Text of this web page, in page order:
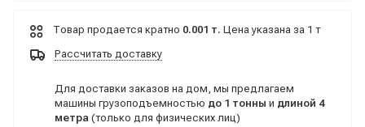
Товар продается кратно 0.001 т. Цена указана за 1 т
Рассчитать доставку
Для доставки заказов на дом, мы предлагаем
машины грузоподъемностью до 1 тонны и длиной 4
метра (только для физических лиц)